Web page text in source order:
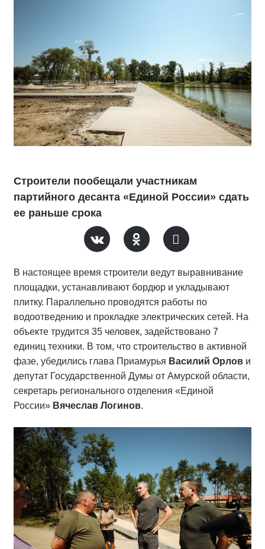
Строители пообещали участникам
партийного десанта «Единой России» сдать
ее раньше срока
В настоящее время строители ведут выравнивание
площадки, устанавливают бордюр и укладывают
плитку. Параллельно проводятся работы по
водоотведению и прокладке электрических сетей. На
объекте трудится 35 человек, задействовано 7
единиц техники. В том, что строительство в активной
фазе, убедились глава Приамурья Василий Орлов и
депутат Государственной Думы от Амурской области,
секретарь регионального отделения «Единой
России» Вячеслав Логинов.